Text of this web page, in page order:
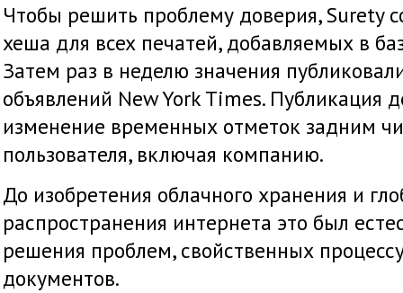
Чтобы решить проблему доверия, Surety
хеша для всех печатей, добавляемых в
Затем раз в неделю значения
объявлений New York Times. Публикация
изменение временных отметок задним
пользователя, включая компанию.
До изобретения облачного хранения и
распространения интернета это был
решения проблем, свойственных
документов.